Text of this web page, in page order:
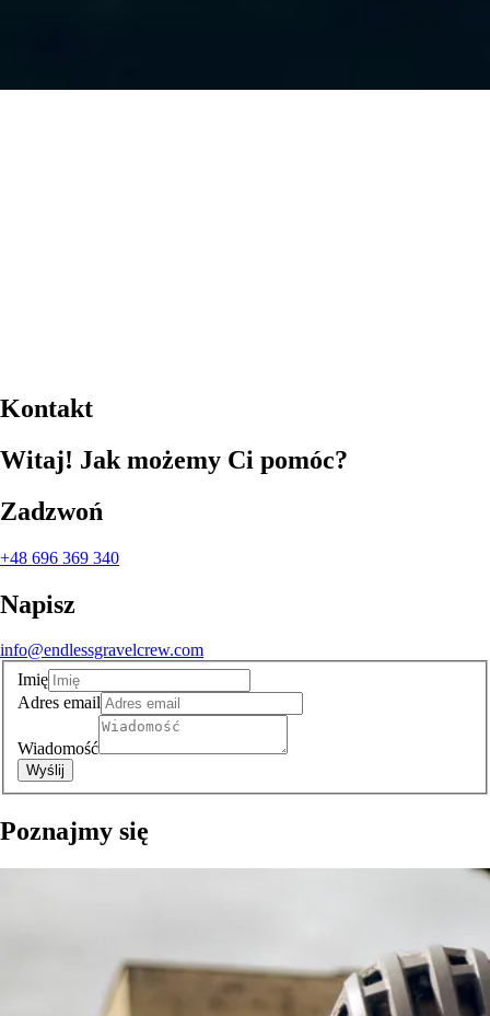
Kontakt
Witaj! Jak możemy Ci pomóc?
Zadzwoń
+48 696 369 340
Napisz
info@endlessgravelcrew.com
Imię
Adres email
Wiadomość
Wyślij
Poznajmy się